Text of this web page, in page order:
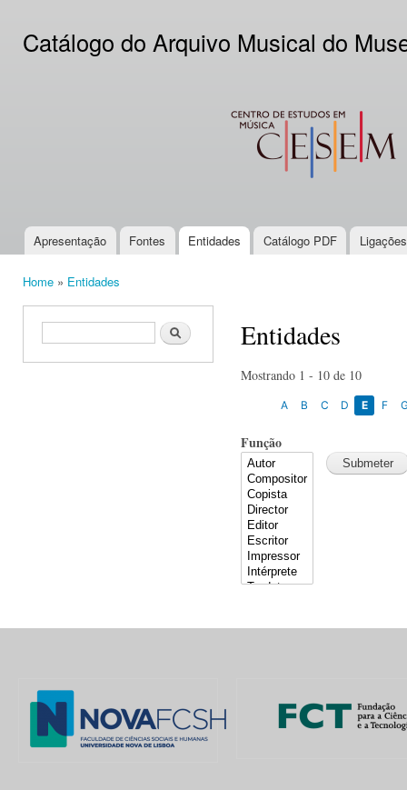
Catálogo do Arquivo Musical do
CESEM
Main menu
Apresentação Fontes Entidades Catálogo PDF
Home » Entidades
Search form Search Entidades
Mostrando 1 - 10 de 10
A B C D E F
Função